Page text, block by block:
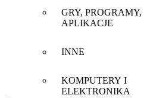
GRY, PROGRAMY,
APLIKACJE
INNE
KOMPUTERY I
ELEKTRONIKA